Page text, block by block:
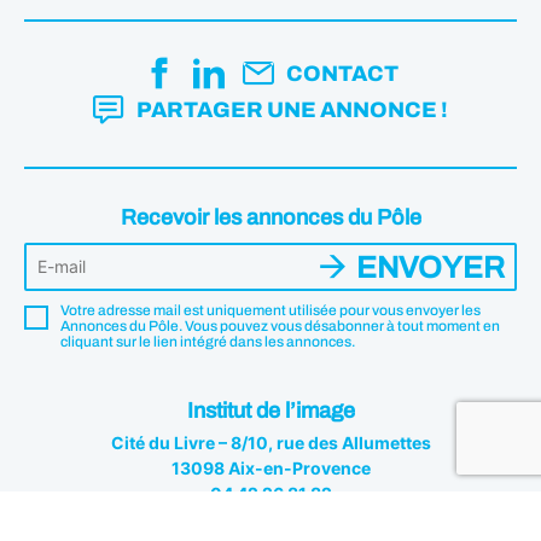
Cité éducative de Port-de-Bouc
Cité éducative de Miramas
CONTACT
PARTAGER UNE ANNONCE !
Recevoir les annonces du Pôle
Votre adresse mail est uniquement utilisée pour vous envoyer les
Annonces du Pôle. Vous pouvez vous désabonner à tout moment en
cliquant sur le lien intégré dans les annonces.
ENVOYER
Institut de l’image
Cité du Livre – 8/10, rue des Allumettes
13098 Aix-en-Provence
04 42 26 81 82